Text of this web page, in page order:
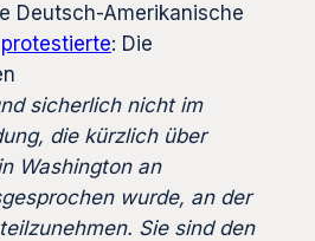
Deutsch-Amerikanische
protestierte: Die
sicherlich nicht im
die kürzlich über
Washington an
wurde, an der
Sie sind den